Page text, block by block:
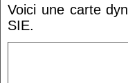
Voici une carte
SIE.